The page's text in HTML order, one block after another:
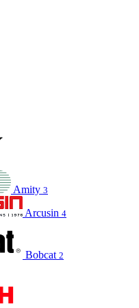
Amity 3
Arcusin 4
Bobcat 2